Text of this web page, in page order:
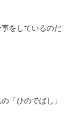
をしているのだ
「ひのでばし」